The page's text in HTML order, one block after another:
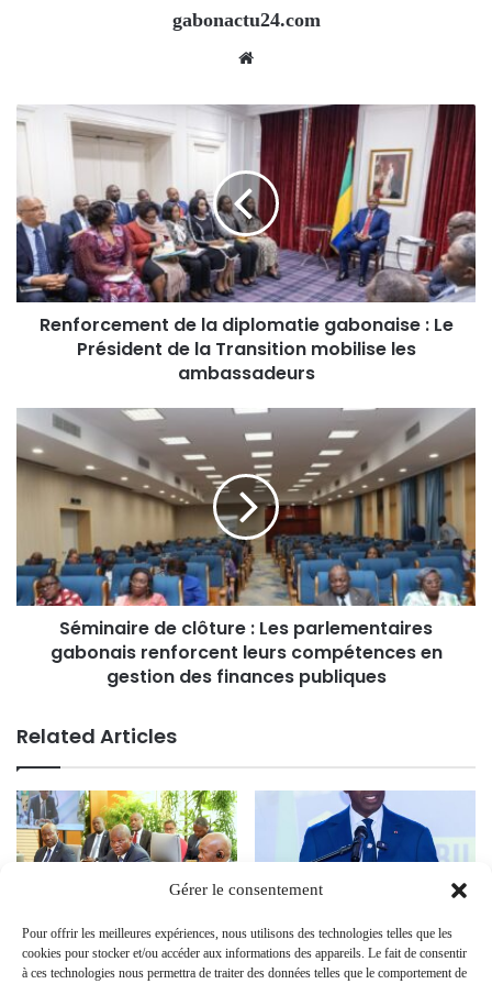
Gérer le consentement
Pour offrir les meilleures expériences, nous utilisons des technologies telles que les
cookies pour stocker et/ou accéder aux informations des appareils. Le fait de consentir
à ces technologies nous permettra de traiter des données telles que le comportement de
gabonactu24.com
Renforcement de la diplomatie gabonaise : Le
Président de la Transition mobilise les
ambassadeurs
Séminaire de clôture : Les parlementaires
gabonais renforcent leurs compétences en
gestion des finances publiques
Related Articles
Renforcement de la coopération
financière : le Président Oligui
Nguema mobilise les bailleurs de
Renforcer la compétitivité de la
ZIS de Nkok : Le Premier
ministre Raymond Ndong Sima